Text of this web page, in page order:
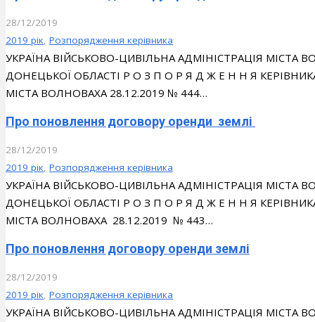
28/12/2019
2019 рік, Розпорядження керівника
УКРАЇНА ВІЙСЬКОВО-ЦИВІЛЬНА АДМІНІСТРАЦІЯ
ДОНЕЦЬКОЇ ОБЛАСТІ Р О З П О Р Я Д Ж Е Н Н Я
МІСТА ВОЛНОВАХА 28.12.2019 № 444…
Про поновлення договору оренди землі
28/12/2019
2019 рік, Розпорядження керівника
УКРАЇНА ВІЙСЬКОВО-ЦИВІЛЬНА АДМІНІСТРАЦІЯ
ДОНЕЦЬКОЇ ОБЛАСТІ Р О З П О Р Я Д Ж Е Н Н Я
МІСТА ВОЛНОВАХА 28.12.2019 № 443…
Про поновлення договору оренди землі
28/12/2019
2019 рік, Розпорядження керівника
УКРАЇНА ВІЙСЬКОВО-ЦИВІЛЬНА АДМІНІСТРАЦІЯ